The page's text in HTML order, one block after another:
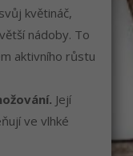
květináč,
nádoby. To
aktivního růstu
Její
ve vlhké